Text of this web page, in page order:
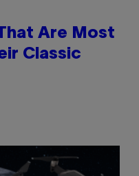
Are Most
Classic